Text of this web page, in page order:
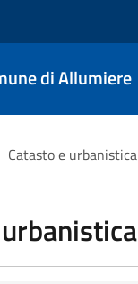
di Allumiere
Catasto e urbanistica